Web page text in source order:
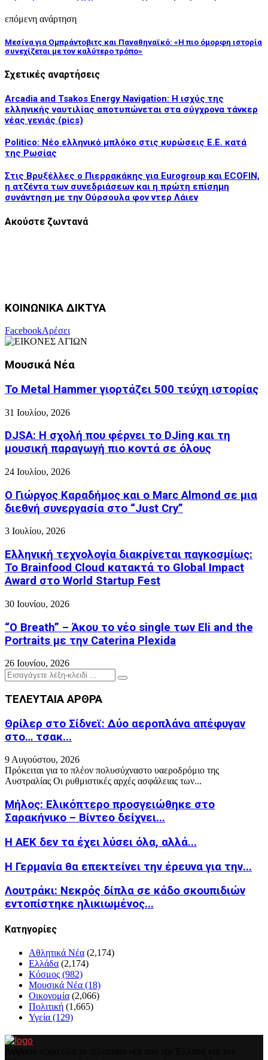
επόμενη ανάρτηση
Μεσίνα για Ομπράντοβιτς και Παναθηναϊκό: «Η πιο όμορφη ιστορία
συνεχίζεται με τον καλύτερο τρόπο»
Σχετικές αναρτήσεις
Arcadia and Tsakos Energy Navigation: Η ισχύς της
ελληνικής ναυτιλίας αποτυπώνεται στα σύγχρονα τάνκερ
νέας γενιάς (pics)
Politico: Νέο ελληνικό μπλόκο στις κυρώσεις Ε.Ε. κατά
της Ρωσίας
Στις Βρυξέλλες ο Πιερρακάκης για Eurogroup και ECOFIN,
η ατζέντα των συνεδριάσεων και η πρώτη επίσημη
συνάντηση με την Ούρσουλα φον ντερ Λάιεν
Ακούστε ζωντανά
ΚΟΙΝΩΝΙΚΑ ΔΙΚΤΥΑ
FacebookΑρέσει
Μουσικά Νέα
Το Metal Hammer γιορτάζει 500 τεύχη ιστορίας
31 Ιουλίου, 2026
DJSA: Η σχολή που φέρνει το DJing και τη
μουσική παραγωγή πιο κοντά σε όλους
24 Ιουλίου, 2026
Ο Γιώργος Καραδήμος και ο Marc Almond σε μια
διεθνή συνεργασία στο “Just Cry”
3 Ιουλίου, 2026
Ελληνική τεχνολογία διακρίνεται παγκοσμίως:
Το Brainfood Cloud κατακτά το Global Impact
Award στο World Startup Fest
30 Ιουνίου, 2026
“O Breath” – Άκου το νέο single των Eli and the
Portraits με την Caterina Plexida
26 Ιουνίου, 2026
Search
for:
Search
ΤΕΛΕΥΤΑΙΑ ΑΡΘΡΑ
Θρίλερ στο Σίδνεϊ: Δύο αεροπλάνα απέφυγαν
στο… τσακ...
9 Αυγούστου, 2026
Πρόκειται για το πλέον πολυσύχναστο υαεροδρόμιο της
Αυστραλίας Οι ρυθμιστικές αρχές ασφάλειας των...
Μήλος: Ελικόπτερο προσγειώθηκε στο
Σαρακήνικο – Βίντεο δείχνει...
Η ΑΕΚ δεν τα έχει λύσει όλα, αλλά...
Η Γερμανία θα επεκτείνει την έρευνα για την...
Λουτράκι: Νεκρός δίπλα σε κάδο σκουπιδιών
εντοπίστηκε ηλικιωμένος...
Kατηγορίες
Αθλητικά Νέα (2,174)
Ελλάδα (2,174)
Κόσμος (982)
Μουσικά Νέα (18)
Οικονομία (2,066)
Πολιτική (1,665)
Υγεία (129)